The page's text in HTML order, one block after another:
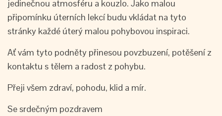
jedinečnou atmosféru a kouzlo. Jako malou
připomínku úterních lekcí budu vkládat na tyto
stránky každé úterý malou pohybovou inspiraci.
Ať vám tyto podněty přinesou povzbuzení, potěšení z
kontaktu s tělem a radost z pohybu.
Přeji všem zdraví, pohodu, klid a mír.
Se srdečným pozdravem